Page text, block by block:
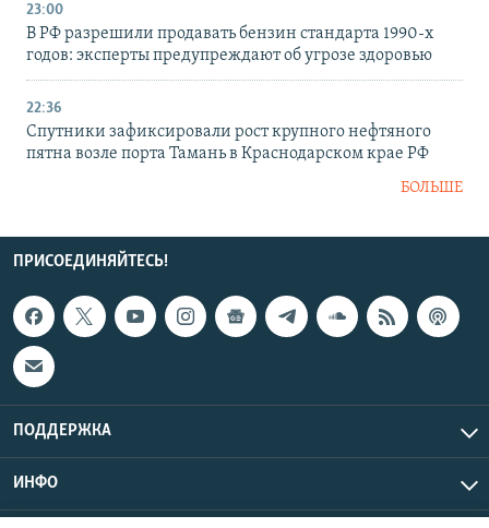
23:00
В РФ разрешили продавать бензин стандарта 1990-х
годов: эксперты предупреждают об угрозе здоровью
22:36
Спутники зафиксировали рост крупного нефтяного
пятна возле порта Тамань в Краснодарском крае РФ
БОЛЬШЕ
ПРИСОЕДИНЯЙТЕСЬ!
ПОДДЕРЖКА
ИНФО